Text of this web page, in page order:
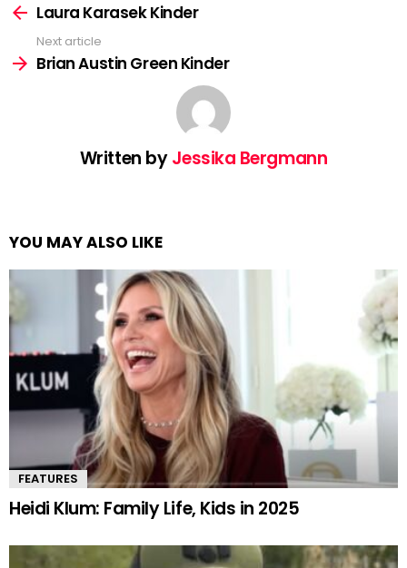
moreLaura Karasek Kinder
Next article
Brian Austin Green Kinder
Written byJessika Bergmann
YOU MAY ALSO LIKE
FEATURES
Heidi Klum: Family Life, Kids in 2025